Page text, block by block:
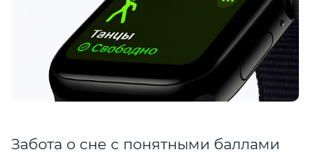
Забота о сне с понятными баллами